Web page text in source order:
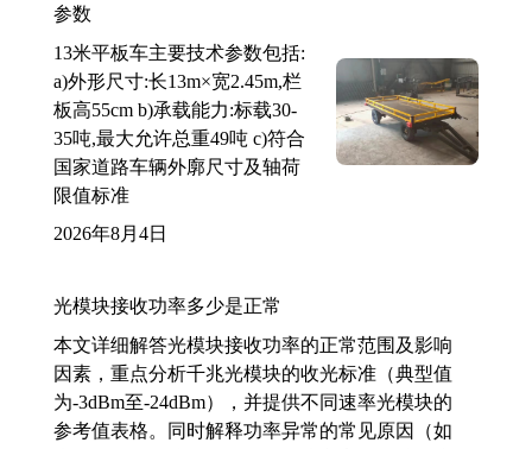
参数
13米平板车主要技术参数包括:
a)外形尺寸:长13m×宽2.45m,栏
板高55cm b)承载能力:标载30-
35吨,最大允许总重49吨 c)符合
国家道路车辆外廓尺寸及轴荷
限值标准
2026年8月4日
光模块接收功率多少是正常
本文详细解答光模块接收功率的正常范围及影响
因素，重点分析千兆光模块的收光标准（典型值
为-3dBm至-24dBm），并提供不同速率光模块的
参考值表格。同时解释功率异常的常见原因（如